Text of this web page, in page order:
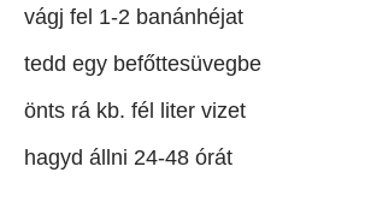
vágj fel 1-2 banánhéjat
tedd egy befőttesüvegbe
önts rá kb. fél liter vizet
hagyd állni 24-48 órát